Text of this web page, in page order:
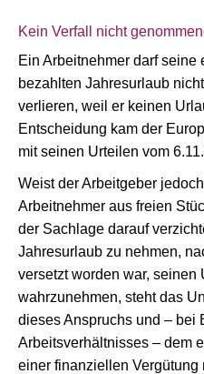
Kein Verfall nicht
Ein Arbeitnehmer darf
bezahlten Jahresurlaub
verlieren, weil er keinen
Entscheidung kam der
mit seinen Urteilen vom
Weist der Arbeitgeber
Arbeitnehmer aus freien
der Sachlage darauf
Jahresurlaub zu nehmen,
versetzt worden war,
wahrzunehmen, steht das
dieses Anspruchs und – bei
Arbeitsverhältnisses – dem
einer finanziellen Vergütung